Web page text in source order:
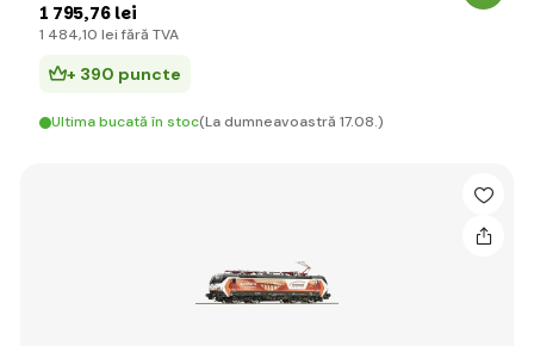
1 795,76 lei
1 484,10 lei fără TVA
+ 390 puncte
Ultima bucată în stoc(La dumneavoastră 17.08.)